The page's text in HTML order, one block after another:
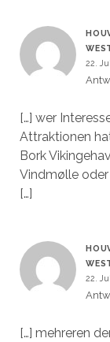
22.
[…] wer
Attraktionen
Bork
Vindmølle
[…]
22.
[…] mehreren